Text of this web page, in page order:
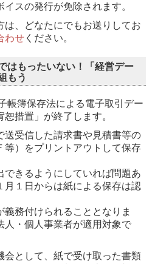
スの発行が免除されます。
は、どなたにでもお送りしてお
わせ ください。
はもったいない！「経営デー
もう
帳簿保存法による電子取引デー
措置」が終了します。
送受信した請求書や見積書等の
等）をプリントアウトして保存
できるようにしていれば問題あ
月１日からは紙による保存は認
務付けられることとなりま
人・個人事業者が適用対象で
会として、紙で受け取った書類